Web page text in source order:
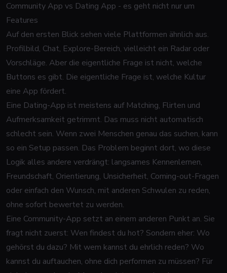
Community App vs Dating App - es geht nicht nur um
Features
Auf den ersten Blick sehen viele Plattformen ähnlich aus.
Profilbild, Chat, Explore-Bereich, vielleicht ein Radar oder
Vorschläge. Aber die eigentliche Frage ist nicht, welche
Buttons es gibt. Die eigentliche Frage ist, welche Kultur
eine App fördert.
Eine Dating-App ist meistens auf Matching, Flirten und
Aufmerksamkeit getrimmt. Das muss nicht automatisch
schlecht sein. Wenn zwei Menschen genau das suchen, kann
so ein Setup passen. Das Problem beginnt dort, wo diese
Logik alles andere verdrängt: langsames Kennenlernen,
Freundschaft, Orientierung, Unsicherheit, Coming-out-Fragen
oder einfach den Wunsch, mit anderen Schwulen zu reden,
ohne sofort bewertet zu werden.
Eine Community-App setzt an einem anderen Punkt an. Sie
fragt nicht zuerst: Wen findest du hot? Sondern eher: Wo
gehörst du dazu? Mit wem kannst du ehrlich reden? Wo
kannst du auftauchen, ohne dich performen zu müssen? Für